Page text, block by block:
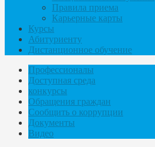
Правила приема
Карьерные карты
Курсы
Абитуриенту
Дистанционное обучение
Профессионалы
Доступная среда
конкурсы
Обращения граждан
Сообщить о коррупции
Документы
Видео